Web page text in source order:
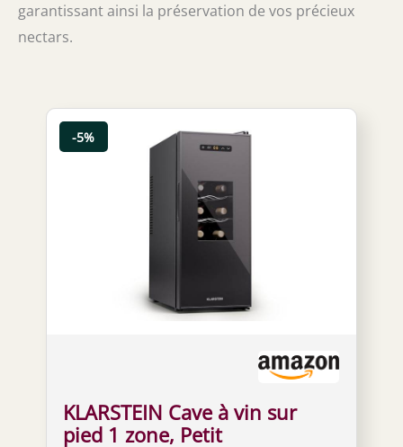
garantissant ainsi la préservation de vos précieux
nectars.
KLARSTEIN Cave à vin sur
pied 1 zone, Petit
-5%